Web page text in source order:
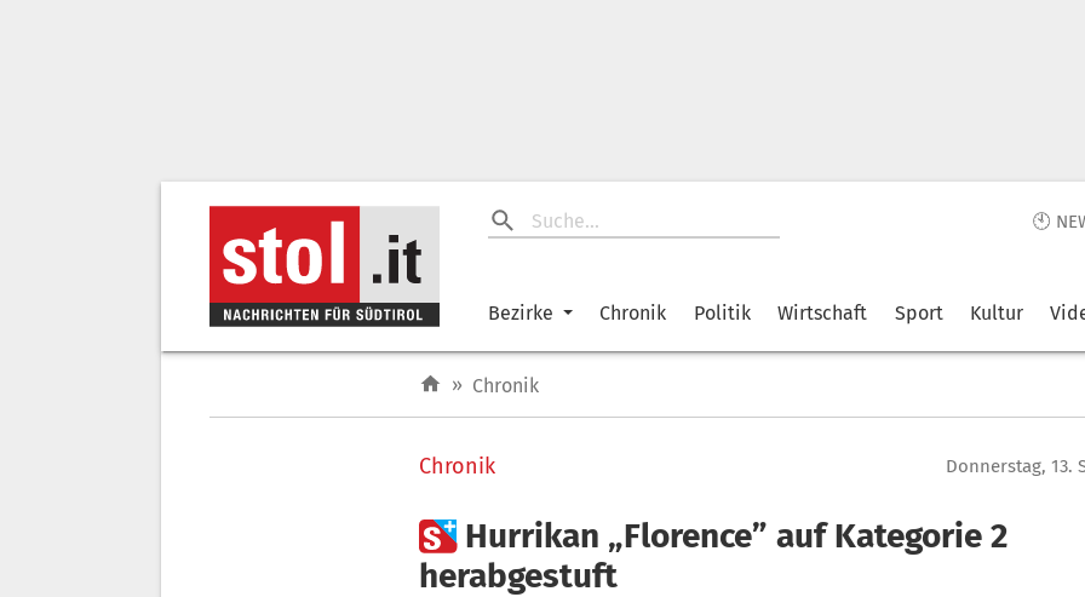
🕙
Bezirke Chronik Politik Wirtschaft Sport Kultur
» Chronik
Chronik Donnerstag, 13.
 Hurrikan „Florence” auf Kategorie 2
herabgestuft